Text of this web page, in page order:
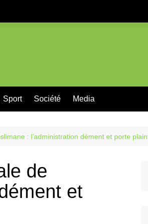
Sport Société Media
: l’administration dément et porte
de
et